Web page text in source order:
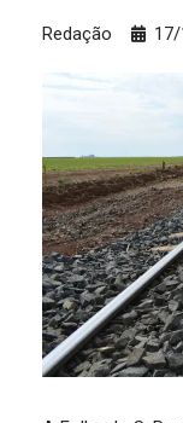
Redação